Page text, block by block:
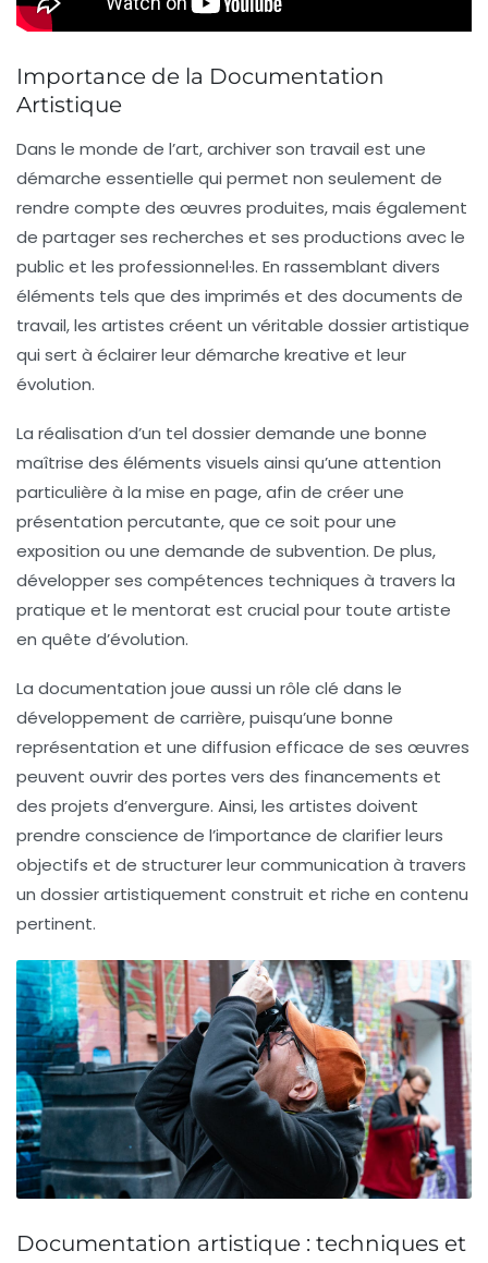
Importance de la Documentation
Artistique
Dans le monde de l’art,archiverson travail est une
démarche essentielle qui permet non seulement de
rendre compte des œuvres produites, mais également
de partager ses recherches et ses productions avec le
public et les professionnel·les. En rassemblant divers
éléments tels que des imprimés et des documents de
travail, les artistes créent un véritable dossier artistique
qui sert à éclairer leurdémarche kreative et leur
évolution.
La réalisation d’un tel dossier demande une bonne
maîtrise des éléments visuels ainsi qu’une attention
particulière à la mise en page, afin de créer une
présentation percutante, que ce soit pour une
exposition ou une demande de subvention. De plus,
développer ses compétences techniques à travers la
pratique et le mentorat est crucial pour toute artiste
en quête d’évolution.
La documentation joue aussi un rôle clé dans le
développement de carrière, puisqu’une bonne
représentation et une diffusion efficace de ses œuvres
peuvent ouvrir des portes vers des financements et
des projets d’envergure. Ainsi, les artistes doivent
prendre conscience de l’importance de clarifier leurs
objectifs et de structurer leur communication à travers
un dossier artistiquement construit et riche en contenu
pertinent.
Documentation artistique : techniques et